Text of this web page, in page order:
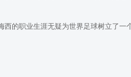
的职业生涯无疑为世界足球树立了一